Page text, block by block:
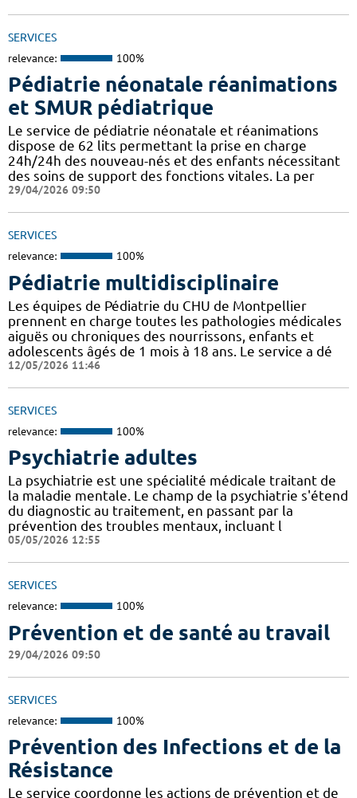
SERVICES
relevance: 100%
Pédiatrie néonatale réanimations
et SMUR pédiatrique
Le service de pédiatrie néonatale et réanimations
dispose de 62 lits permettant la prise en charge
24h/24h des nouveau-nés et des enfants nécessitant
des soins de support des fonctions vitales. La per
29/04/2026 09:50
SERVICES
relevance: 100%
Pédiatrie multidisciplinaire
Les équipes de Pédiatrie du CHU de Montpellier
prennent en charge toutes les pathologies médicales
aiguës ou chroniques des nourrissons, enfants et
adolescents âgés de 1 mois à 18 ans. Le service a dé
12/05/2026 11:46
SERVICES
relevance: 100%
Psychiatrie adultes
La psychiatrie est une spécialité médicale traitant de
la maladie mentale. Le champ de la psychiatrie s'étend
du diagnostic au traitement, en passant par la
prévention des troubles mentaux, incluant l
05/05/2026 12:55
SERVICES
relevance: 100%
Prévention et de santé au travail
29/04/2026 09:50
SERVICES
relevance: 100%
Prévention des Infections et de la
Résistance
Le service coordonne les actions de prévention et de